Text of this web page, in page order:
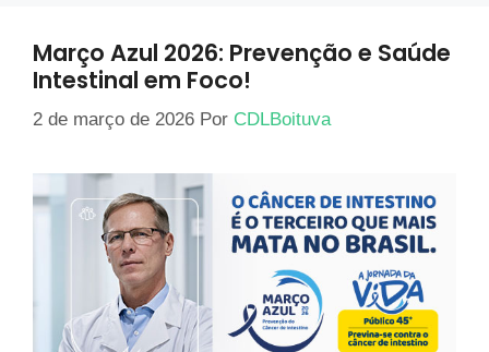
Março Azul 2026: Prevenção e Saúde
Intestinal em Foco!
2 de março de 2026 Por CDLBoituva